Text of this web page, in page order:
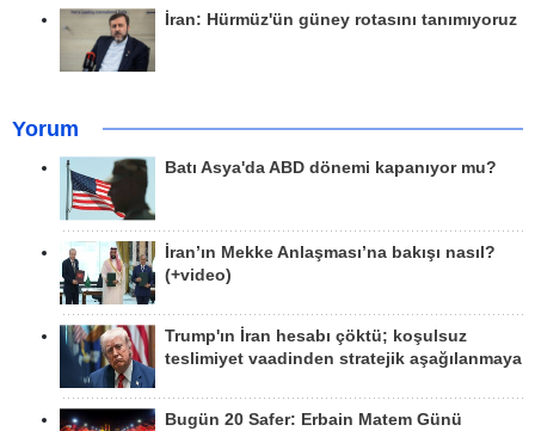
İran: Hürmüz'ün güney rotasını tanımıyoruz
Yorum
Batı Asya'da ABD dönemi kapanıyor mu?
İran’ın Mekke Anlaşması’na bakışı nasıl?
(+video)
Trump'ın İran hesabı çöktü; koşulsuz
teslimiyet vaadinden stratejik aşağılanmaya
Bugün 20 Safer: Erbain Matem Günü